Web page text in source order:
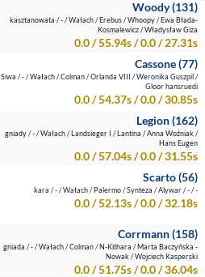
Woody (131)
kasztanowata / - / Wałach / Erebus / Whoopy / Ewa Błada-
Kosmalewicz / Władysław Giza
0.0 / 55.94s / 0.0 / 27.31s
Cassone (77)
Siwa / - / Wałach / Colman / Orlanda VIII / Weronika Guszpil /
Gloor hansruedi
0.0 / 54.37s / 0.0 / 30.85s
Legion (162)
gniady / - / Wałach / Landsieger I / Lantina / Anna Woźniak /
Hans Eugen
0.0 / 57.04s / 0.0 / 31.55s
Scarto (56)
kara / - / Wałach / Palermo / Synteza / Alywar / - / -
0.0 / 52.13s / 0.0 / 32.18s
Corrmann (158)
gniada / - / Wałach / Colman / N-Kithara / Marta Baczyńska -
Nowak / Wojciech Kasperski
0.0 / 51.75s / 0.0 / 36.04s